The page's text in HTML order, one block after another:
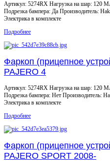
Артикул: 5274RX Нагрузка на шар: 120
Подрезка бампера: Да Производитель:
Электрика в комплекте
Подробнее
Фаркоп (прицепное
PAJERO 4
Артикул: 5274RX Нагрузка на шар: 120
Подрезка бампера: Нет Производитель:
Электрика в комплекте
Подробнее
Фаркоп (прицепное
PAJERO SPORT 2008-